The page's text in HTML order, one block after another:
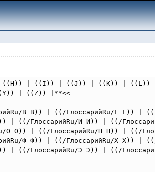
| ((I)) | ((J)) | ((K)) | ((L))
| ((Z)) |**<<
В В)) | ((/ГлоссарийRu/Г Г)) |
| ((/ГлоссарийRu/И И)) | ((/
О О)) | ((/ГлоссарийRu/П П)) | ((/
Ф Ф)) | ((/ГлоссарийRu/Х Х)) |
| ((/ГлоссарийRu/Э Э)) | ((/